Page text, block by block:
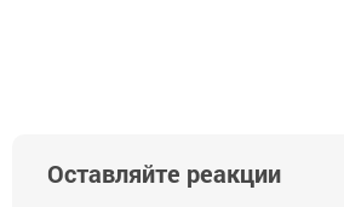
Оставляйте реакции